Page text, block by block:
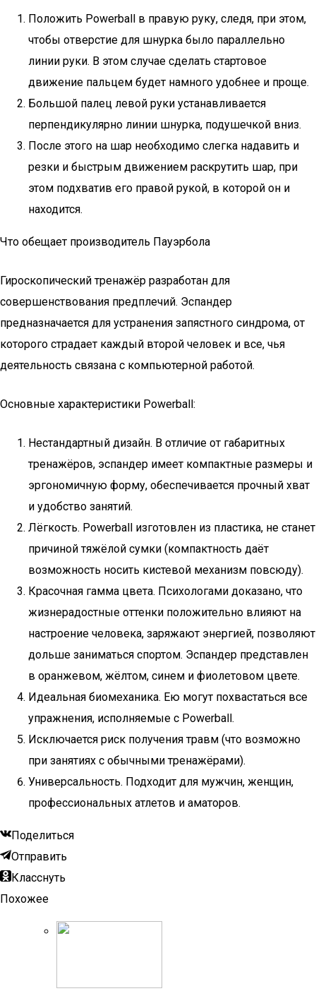
Положить Powerball в правую руку, следя, при этом,
чтобы отверстие для шнурка было параллельно
линии руки. В этом случае сделать стартовое
движение пальцем будет намного удобнее и проще.
Большой палец левой руки устанавливается
перпендикулярно линии шнурка, подушечкой вниз.
После этого на шар необходимо слегка надавить и
резки и быстрым движением раскрутить шар, при
этом подхватив его правой рукой, в которой он и
находится.
Что обещает производитель Пауэрбола
Гироскопический тренажёр разработан для
совершенствования предплечий. Эспандер
предназначается для устранения запястного синдрома, от
которого страдает каждый второй человек и все, чья
деятельность связана с компьютерной работой.
Основные характеристики Powerball:
Нестандартный дизайн. В отличие от габаритных
тренажёров, эспандер имеет компактные размеры и
эргономичную форму, обеспечивается прочный хват
и удобство занятий.
Лёгкость. Powerball изготовлен из пластика, не станет
причиной тяжёлой сумки (компактность даёт
возможность носить кистевой механизм повсюду).
Красочная гамма цвета. Психологами доказано, что
жизнерадостные оттенки положительно влияют на
настроение человека, заряжают энергией, позволяют
дольше заниматься спортом. Эспандер представлен
в оранжевом, жёлтом, синем и фиолетовом цвете.
Идеальная биомеханика. Ею могут похвастаться все
упражнения, исполняемые с Powerball.
Исключается риск получения травм (что возможно
при занятиях с обычными тренажёрами).
Универсальность. Подходит для мужчин, женщин,
профессиональных атлетов и аматоров.
Поделиться
Отправить
Класснуть
Похожее